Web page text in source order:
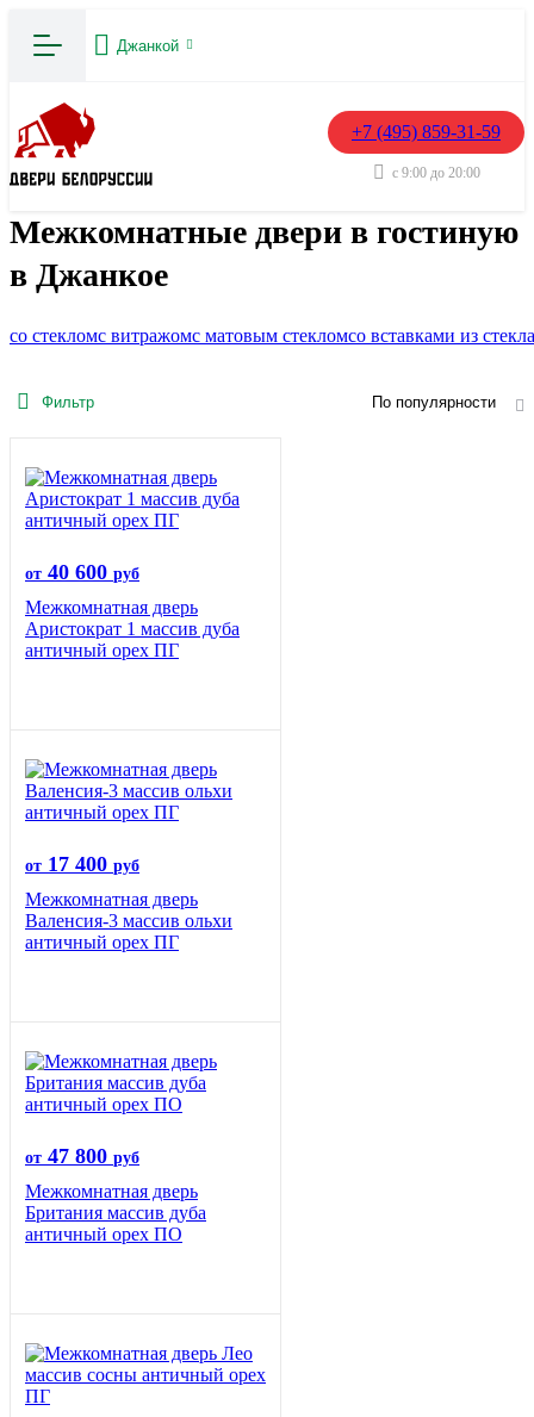
Джанкой
+7 (495) 859-31-59
с 9:00 до 20:00
Межкомнатные двери в гостиную
в Джанкое
со стекломс витражомс матовым стекломсо вставками из стекла
Фильтр По популярности
от 40 600 руб
Межкомнатная дверь
Аристократ 1 массив дуба
античный орех ПГ
от 17 400 руб
Межкомнатная дверь
Валенсия-3 массив ольхи
античный орех ПГ
от 47 800 руб
Межкомнатная дверь
Британия массив дуба
античный орех ПО